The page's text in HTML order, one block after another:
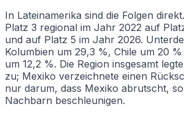
In Lateinamerika sind die Folgen
Platz 3 regional im Jahr 2022 auf
und auf Platz 5 im Jahr 2026.
Kolumbien um 29,3 %, Chile um 20
um 12,2 %. Die Region insgesamt
zu; Mexiko verzeichnete einen
nur darum, dass Mexiko abrutscht,
Nachbarn beschleunigen.